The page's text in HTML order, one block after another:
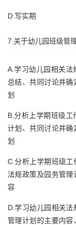
D.写实期
7.关于幼儿园班级管
A.学习幼儿园相关法
总结、共同讨论并
划
B.分析上学期班级工
计划、共同讨论并
划
C.分析上学期班级工
法规政策及园务管
容
D.学习幼儿园相关
管理计划的主要内